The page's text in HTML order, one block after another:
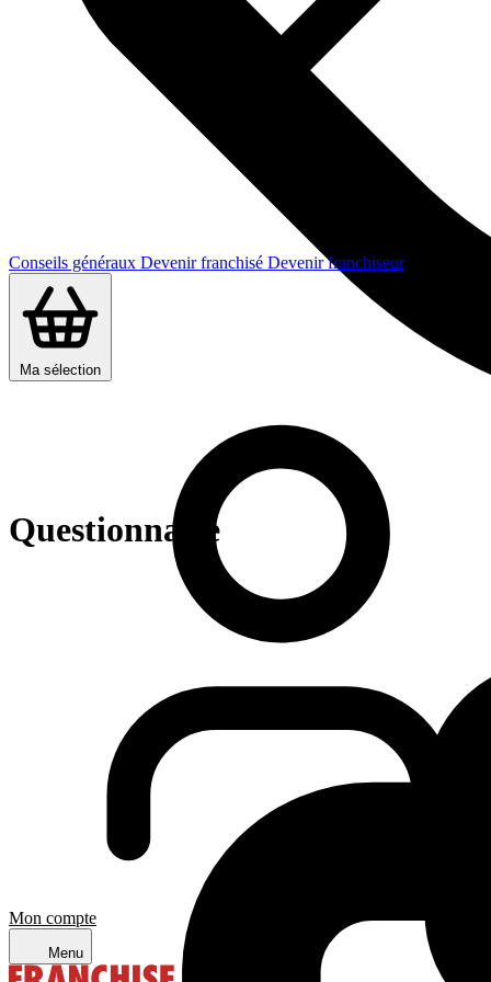
Conseils généraux Devenir franchisé Devenir franchiseur
Ma sélection
Mon compte
Menu
Questionnaire